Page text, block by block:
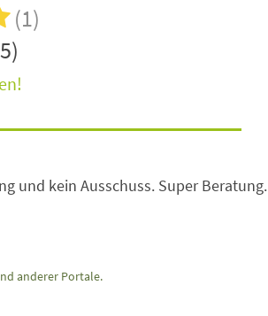
(1)
und kein Ausschuss. Super Beratung.
anderer Portale.